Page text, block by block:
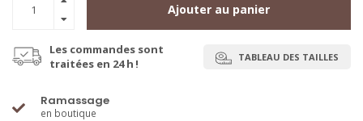
Ajouter au panier
Les commandes sont
traitées en 24 h !
TABLEAU DES TAILLES
Ramassage
en boutique